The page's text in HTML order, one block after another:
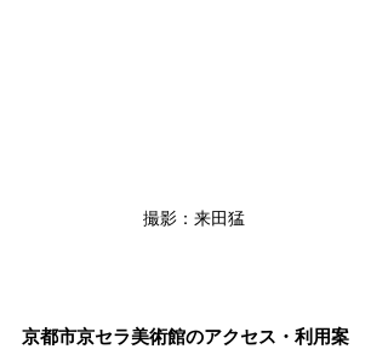
撮影：来田猛
京都市京セラ美術館のアクセス・利用案